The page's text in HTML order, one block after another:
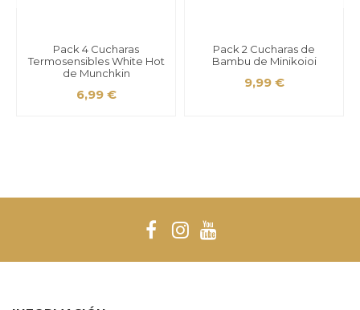
Pack 4 Cucharas
Termosensibles White Hot
de Munchkin
6,99 €
Pack 2 Cucharas de
Bambu de Minikoioi
9,99 €